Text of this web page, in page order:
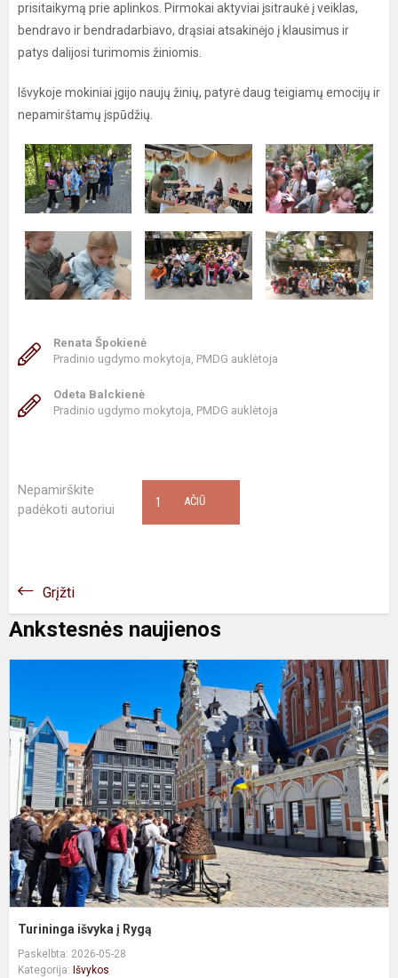
prisitaikymą prie aplinkos. Pirmokai aktyviai įsitraukė į veiklas,
bendravo ir bendradarbiavo, drąsiai atsakinėjo į klausimus ir
patys dalijosi turimomis žiniomis.
Išvykoje mokiniai įgijo naujų žinių, patyrė daug teigiamų emocijų ir
nepamirštamų įspūdžių.
Renata Špokienė
Pradinio ugdymo mokytoja, PMDG auklėtoja
Odeta Balckienė
Pradinio ugdymo mokytoja, PMDG auklėtoja
Nepamirškite
padėkoti autoriui
AČIŪ
1
Grįžti
Ankstesnės naujienos
Turininga išvyka į Rygą
Paskelbta: 2026-05-28
Kategorija: Išvykos